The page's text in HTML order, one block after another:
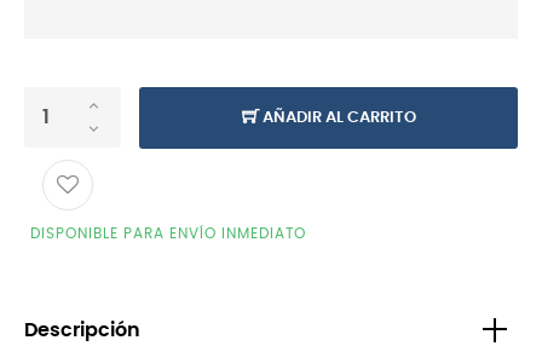
AÑADIR AL CARRITO
DISPONIBLE PARA ENVÍO INMEDIATO
Descripción